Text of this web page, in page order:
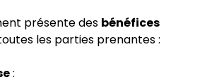
présente des bénéfices
les parties prenantes :
: